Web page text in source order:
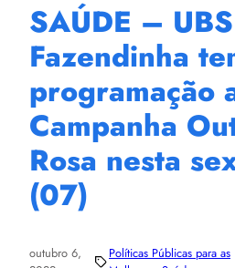
SAÚDE –
Fazendinha
programação
Campanha
Rosa nesta
(07)
outubro 6,
Políticas Públicas para as